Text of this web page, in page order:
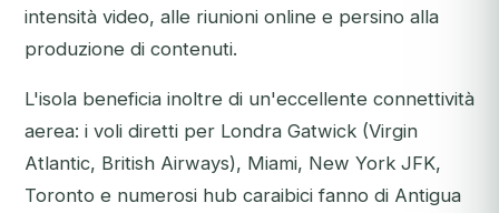
intensità video, alle riunioni online e persino alla
produzione di contenuti.
L'isola beneficia inoltre di un'eccellente connettività
aerea: i voli diretti per Londra Gatwick (Virgin
Atlantic, British Airways), Miami, New York JFK,
Toronto e numerosi hub caraibici fanno di Antigua